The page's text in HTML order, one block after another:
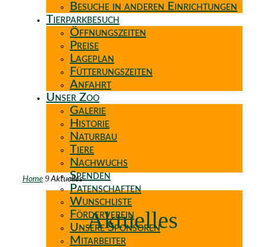
Besuche in anderen Einrichtungen
Tierparkbesuch
Öffnungszeiten
Preise
Lageplan
Fütterungszeiten
Anfahrt
Unser Zoo
Galerie
Historie
Naturbau
Tiere
Nachwuchs
Spenden
Patenschaften
Wunschliste
Förderverein
Unsere Sponsoren
Mitarbeiter
Home 9 Aktuelles
Aktuelles